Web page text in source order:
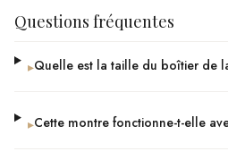
Questions fréquentes
▸Quelle est la taille du boîtier de
▸Cette montre fonctionne-t-elle